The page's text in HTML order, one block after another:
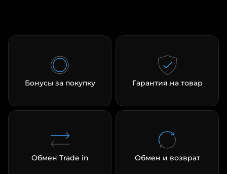
Бонусы за покупку Гарантия на товар
Обмен Trade in Обмен и возврат